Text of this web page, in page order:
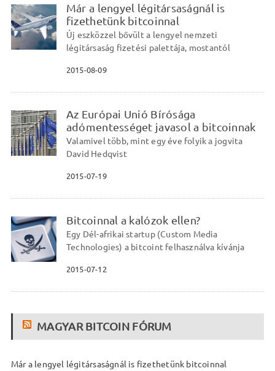
Már a lengyel légitársaságnál is
fizethetünk bitcoinnal
Új eszközzel bővült a lengyel nemzeti
légitársaság fizetési palettája, mostantól
2015-08-09
Az Európai Unió Bírósága
adómentességet javasol a bitcoinnak
Valamivel több, mint egy éve folyik a jogvita
David Hedqvist
2015-07-19
Bitcoinnal a kalózok ellen?
Egy Dél-afrikai startup (Custom Media
Technologies) a bitcoint felhasználva kívánja
2015-07-12
MAGYAR BITCOIN FÓRUM
Már a lengyel légitársaságnál is fizethetünk bitcoinnal